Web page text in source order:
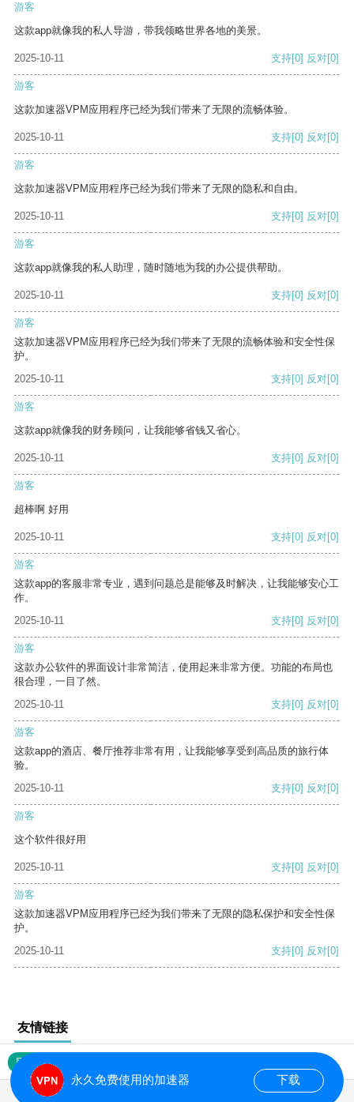
游客
这款app就像我的私人导游，带我领略世界各地的美景。
2025-10-11 支持[0] 反对[0]
游客
这款加速器VPM应用程序已经为我们带来了无限的流畅体验。
2025-10-11 支持[0] 反对[0]
游客
这款加速器VPM应用程序已经为我们带来了无限的隐私和自由。
2025-10-11 支持[0] 反对[0]
游客
这款app就像我的私人助理，随时随地为我的办公提供帮助。
2025-10-11 支持[0] 反对[0]
游客
这款加速器VPM应用程序已经为我们带来了无限的流畅体验和安全性保
护。
2025-10-11
支持[0] 反对[0]
游客
这款app就像我的财务顾问，让我能够省钱又省心。
2025-10-11 支持[0] 反对[0]
游客
超棒啊 好用
2025-10-11 支持[0] 反对[0]
游客
这款app的客服非常专业，遇到问题总是能够及时解决，让我能够安心工
作。
2025-10-11
支持[0] 反对[0]
游客
这款办公软件的界面设计非常简洁，使用起来非常方便。功能的布局也
很合理，一目了然。
2025-10-11
支持[0] 反对[0]
游客
这款app的酒店、餐厅推荐非常有用，让我能够享受到高品质的旅行体
验。
2025-10-11
支持[0] 反对[0]
游客
这个软件很好用
2025-10-11 支持[0] 反对[0]
游客
这款加速器VPM应用程序已经为我们带来了无限的隐私保护和安全性保
护。
2025-10-11
支持[0] 反对[0]
友情链接
网站地图
永久免费使用的加速器 下载